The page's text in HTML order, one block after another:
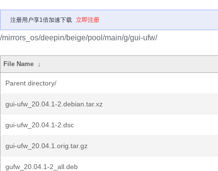
注册用户享1倍加速下载 立即注册
/mirrors_os/deepin/beige/pool/main/g/gui-ufw/
File Name ↓
Parent directory/
gui-ufw_20.04.1-2.debian.tar.xz
gui-ufw_20.04.1-2.dsc
gui-ufw_20.04.1.orig.tar.gz
gufw_20.04.1-2_all.deb